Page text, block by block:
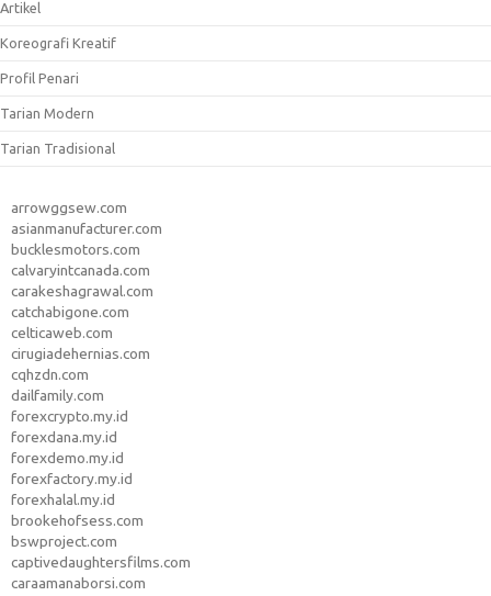
Artikel
Koreografi Kreatif
Profil Penari
Tarian Modern
Tarian Tradisional
arrowggsew.com
asianmanufacturer.com
bucklesmotors.com
calvaryintcanada.com
carakeshagrawal.com
catchabigone.com
celticaweb.com
cirugiadehernias.com
cqhzdn.com
dailfamily.com
forexcrypto.my.id
forexdana.my.id
forexdemo.my.id
forexfactory.my.id
forexhalal.my.id
brookehofsess.com
bswproject.com
captivedaughtersfilms.com
caraamanaborsi.com